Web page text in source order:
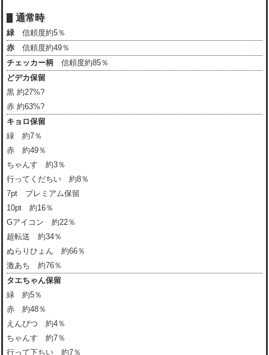
通常時
緑 信頼度約5％
赤 信頼度約49％
チェッカー柄 信頼度約85％
どデカ保留
黒 約27%?
赤 約63%?
キョロ保留
緑 約7％
赤 約49％
ちゃんす 約3％
行ってくだちい 約8％
7pt プレミアム保留
10pt 約16％
Gアイコン 約22％
超転送 約34％
ぬらりひょん 約66％
激あち 約76％
タエちゃん保留
緑 約5％
赤 約48％
えんぴつ 約4％
ちゃんす 約7％
行って下ちい 約7％